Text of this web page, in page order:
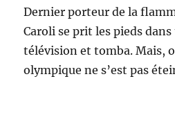
Dernier porteur de la
Caroli se prit les pieds dans
télévision et tomba. Mais,
olympique ne s’est pas